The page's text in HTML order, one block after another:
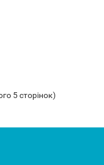
5 сторінок)